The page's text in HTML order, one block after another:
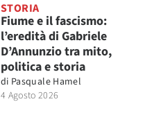
STORIA
Fiume e il fascismo:
l’eredità di Gabriele
D’Annunzio tra mito,
politica e storia
di Pasquale Hamel
4 Agosto 2026